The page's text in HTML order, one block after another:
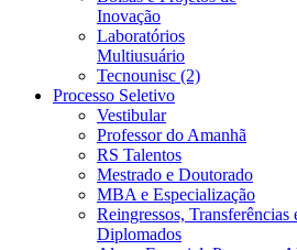
Inovação
Laboratórios
Multiusuário
Tecnounisc (2)
Processo Seletivo
Vestibular
Professor do Amanhã
RS Talentos
Mestrado e Doutorado
MBA e Especialização
Reingressos, Transferências
Diplomados